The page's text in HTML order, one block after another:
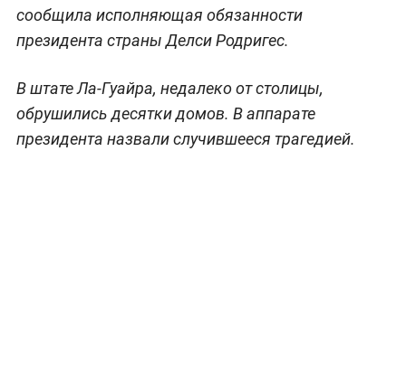
сообщила исполняющая обязанности
президента страны Делси Родригес.
В штате Ла-Гуайра, недалеко от столицы,
обрушились десятки домов. В аппарате
президента назвали случившееся трагедией.